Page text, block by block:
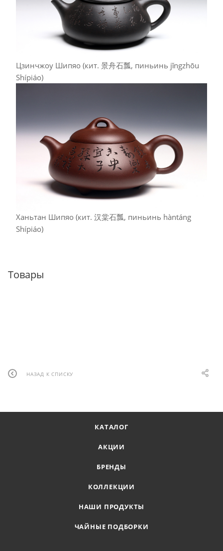
Цзинчжоу Шипяо (кит. 景舟石瓢, пиньинь jǐngzhōu
Shípiáo)
Ханьтан Шипяо (кит. 汉棠石瓢, пиньинь hàntáng
Shípiáo)
Товары
НАЗАД К СПИСКУ
КАТАЛОГ
АКЦИИ
БРЕНДЫ
КОЛЛЕКЦИИ
НАШИ ПРОДУКТЫ
ЧАЙНЫЕ ПОДБОРКИ